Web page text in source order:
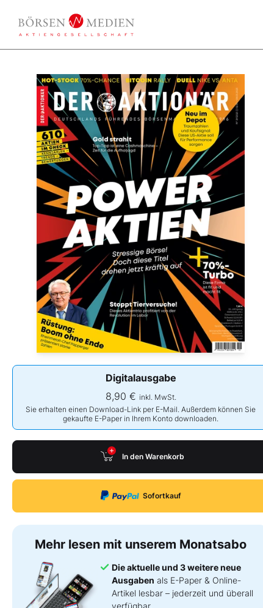
Digitalausgabe
8,90 € inkl. MwSt.
Sie erhalten einen Download-Link per E-Mail. Außerdem können Sie
gekaufte E-Paper in Ihrem Konto downloaden.
In den Warenkorb
Sofortkauf
Mehr lesen mit unserem Monatsabo
Die aktuelle und 3 weitere neue
Ausgaben als E-Paper & Online-
Artikel lesbar – jederzeit und überall
verfügbar.